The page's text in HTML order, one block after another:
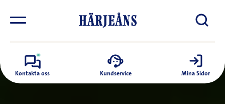
Kontakta oss Kundservice Mina Sidor